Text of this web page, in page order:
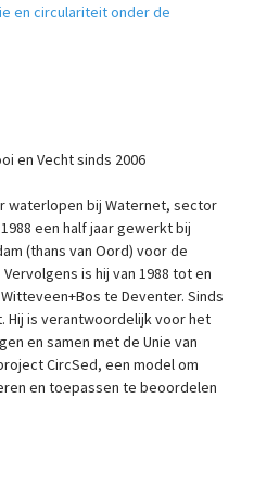
en circulariteit onder de
en Vecht sinds 2006
waterlopen bij Waternet, sector
een half jaar gewerkt bij
(thans van Oord) voor de
is hij van 1988 tot en
te Deventer. Sinds
Hij is verantwoordelijk voor het
en samen met de Unie van
CircSed, een model om
en toepassen te beoordelen